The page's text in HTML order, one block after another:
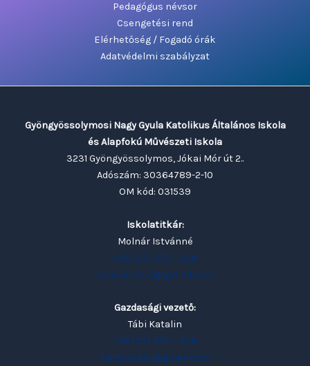
Pedagógus névsor
Csengetési rend
Elérhetőség / Fogadó órák
Adatvédelmi szabályzat
Gyöngyössolymosi Nagy Gyula Katolikus Általános Iskola
és Alapfokú Művészeti Iskola
3231 Gyöngyössolymos, Jókai Mór út 2..
Adószám: 30364789-2-10
OM kód: 031539
Iskolatitkár:
Molnár Istvánné
+36 (37) 370 - 008
solymosisuli@gmail.com
Gazdasági vezető:
Tábi Katalin
+36 (37) 370 - 008
katalintabi@gmail.com